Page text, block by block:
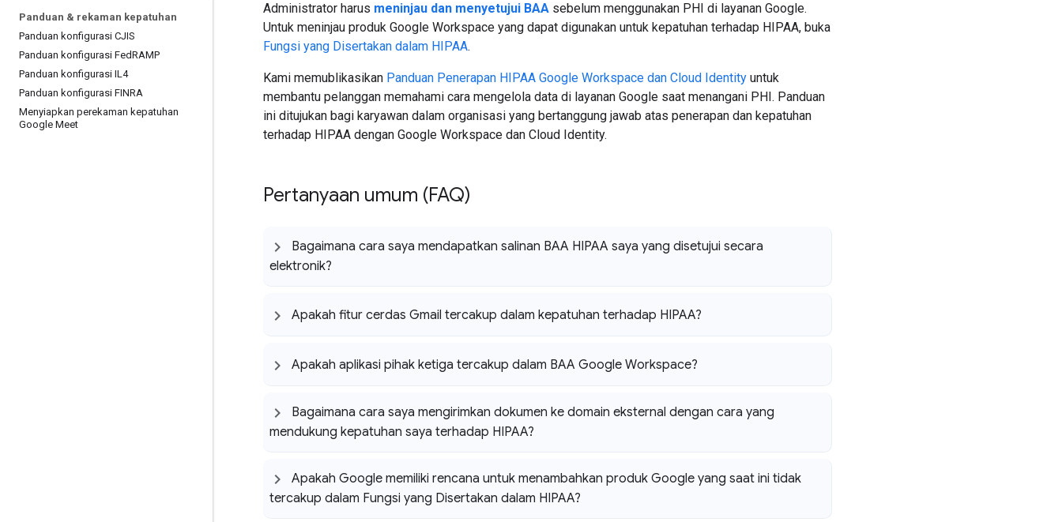
Panduan & rekaman kepatuhan
Panduan konfigurasi CJIS
Panduan konfigurasi FedRAMP
Panduan konfigurasi IL4
Panduan konfigurasi FINRA
Menyiapkan perekaman kepatuhan
Google Meet
Administrator harus meninjau dan menyetujui BAA sebelum menggunakan PHI di layanan Google.
Untuk meninjau produk Google Workspace yang dapat digunakan untuk kepatuhan terhadap HIPAA, buka
Fungsi yang Disertakan dalam HIPAA.
Kami memublikasikan Panduan Penerapan HIPAA Google Workspace dan Cloud Identity untuk
membantu pelanggan memahami cara mengelola data di layanan Google saat menangani PHI. Panduan
ini ditujukan bagi karyawan dalam organisasi yang bertanggung jawab atas penerapan dan kepatuhan
terhadap HIPAA dengan Google Workspace dan Cloud Identity.
Pertanyaan umum (FAQ)
Bagaimana cara saya mendapatkan salinan BAA HIPAA saya yang disetujui secara
elektronik?
Apakah fitur cerdas Gmail tercakup dalam kepatuhan terhadap HIPAA?
Apakah aplikasi pihak ketiga tercakup dalam BAA Google Workspace?
Bagaimana cara saya mengirimkan dokumen ke domain eksternal dengan cara yang
mendukung kepatuhan saya terhadap HIPAA?
Apakah Google memiliki rencana untuk menambahkan produk Google yang saat ini tidak
tercakup dalam Fungsi yang Disertakan dalam HIPAA?